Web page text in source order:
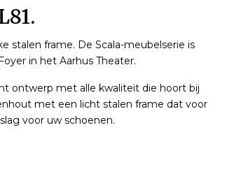
stalen frame. De Scala-meubelserie is
in het Aarhus Theater.
ontwerp met alle kwaliteit die hoort bij
met een licht stalen frame dat voor
voor uw schoenen.